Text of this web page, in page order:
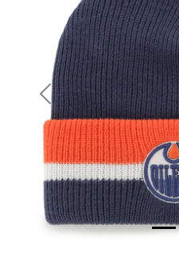
Previous